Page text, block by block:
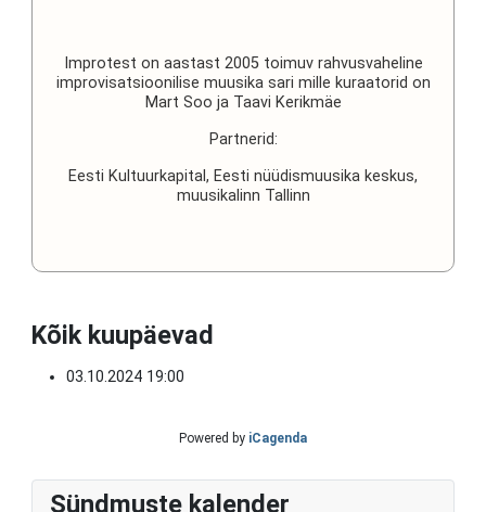
Improtest on aastast 2005 toimuv rahvusvaheline
improvisatsioonilise muusika sari mille kuraatorid on
Mart Soo ja Taavi Kerikmäe
Partnerid:
Eesti Kultuurkapital, Eesti nüüdismuusika keskus,
muusikalinn Tallinn
Kõik kuupäevad
03.10.2024 19:00
Powered by iCagenda
Sündmuste kalender
P
r
P
r
N
e
N
e